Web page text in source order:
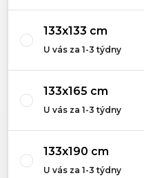
133x133 cm
U vás za 1-3 týdny
133x165 cm
U vás za 1-3 týdny
133x190 cm
U vás za 1-3 týdny